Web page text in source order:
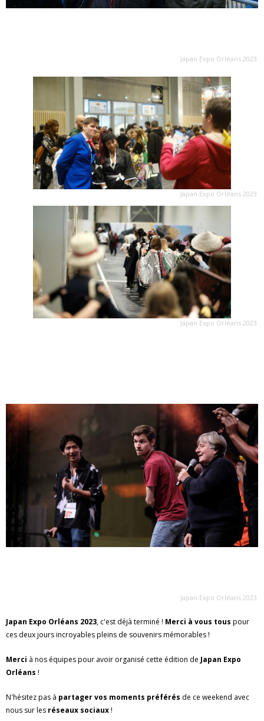
Japan Expo Orléans 2023
Japan Expo Orléans 2023
Japan Expo Orléans 2023
Japan Expo Orléans 2023
Japan Expo Orléans 2023, c'est déjà terminé ! Merci à vous tous pour
ces deux jours incroyables pleins de souvenirs mémorables !
Merci à nos équipes pour avoir organisé cette édition de Japan Expo
Orléans !
N'hésitez pas à partager vos moments préférés de ce weekend avec
nous sur les réseaux sociaux!